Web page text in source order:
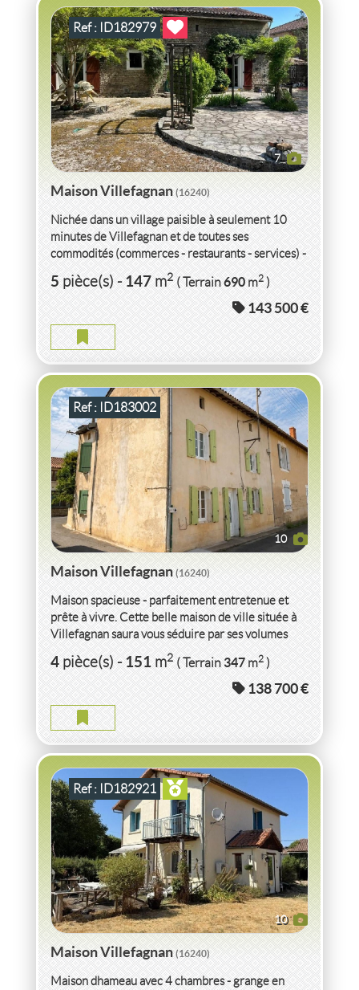
7
Ref : ID182979
Maison Villefagnan(16240)
Nichée dans un village paisible à seulement 10
minutes de Villefagnan et de toutes ses
commodités (commerces - restaurants - services) -
cette magnifique maison...
5pièce(s)-147m2 ( Terrain690m2)
143 500 €
10
Ref : ID183002
VENTEMAISON VILLEFAGNAN(16240)
MAISON VILLEFAGNAN
4pièce(s)-151m2 ( Terrain347m2)
Maison Villefagnan(16240)
Maison spacieuse - parfaitement entretenue et
prête à vivre. Cette belle maison de ville située à
Villefagnan saura vous séduire par ses volumes
généreux...
4pièce(s)-151m2 ( Terrain347m2)
138 700 €
10
Ref : ID182921
VENTEMAISON VILLEFAGNAN(16240)
MAISON VILLEFAGNAN
5pièce(s)-121m2 ( Terrain1 427m2)
Maison Villefagnan(16240)
Maison dhameau avec 4 chambres - grange en